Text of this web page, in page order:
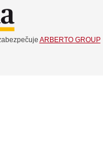
ARBERTO GROUP